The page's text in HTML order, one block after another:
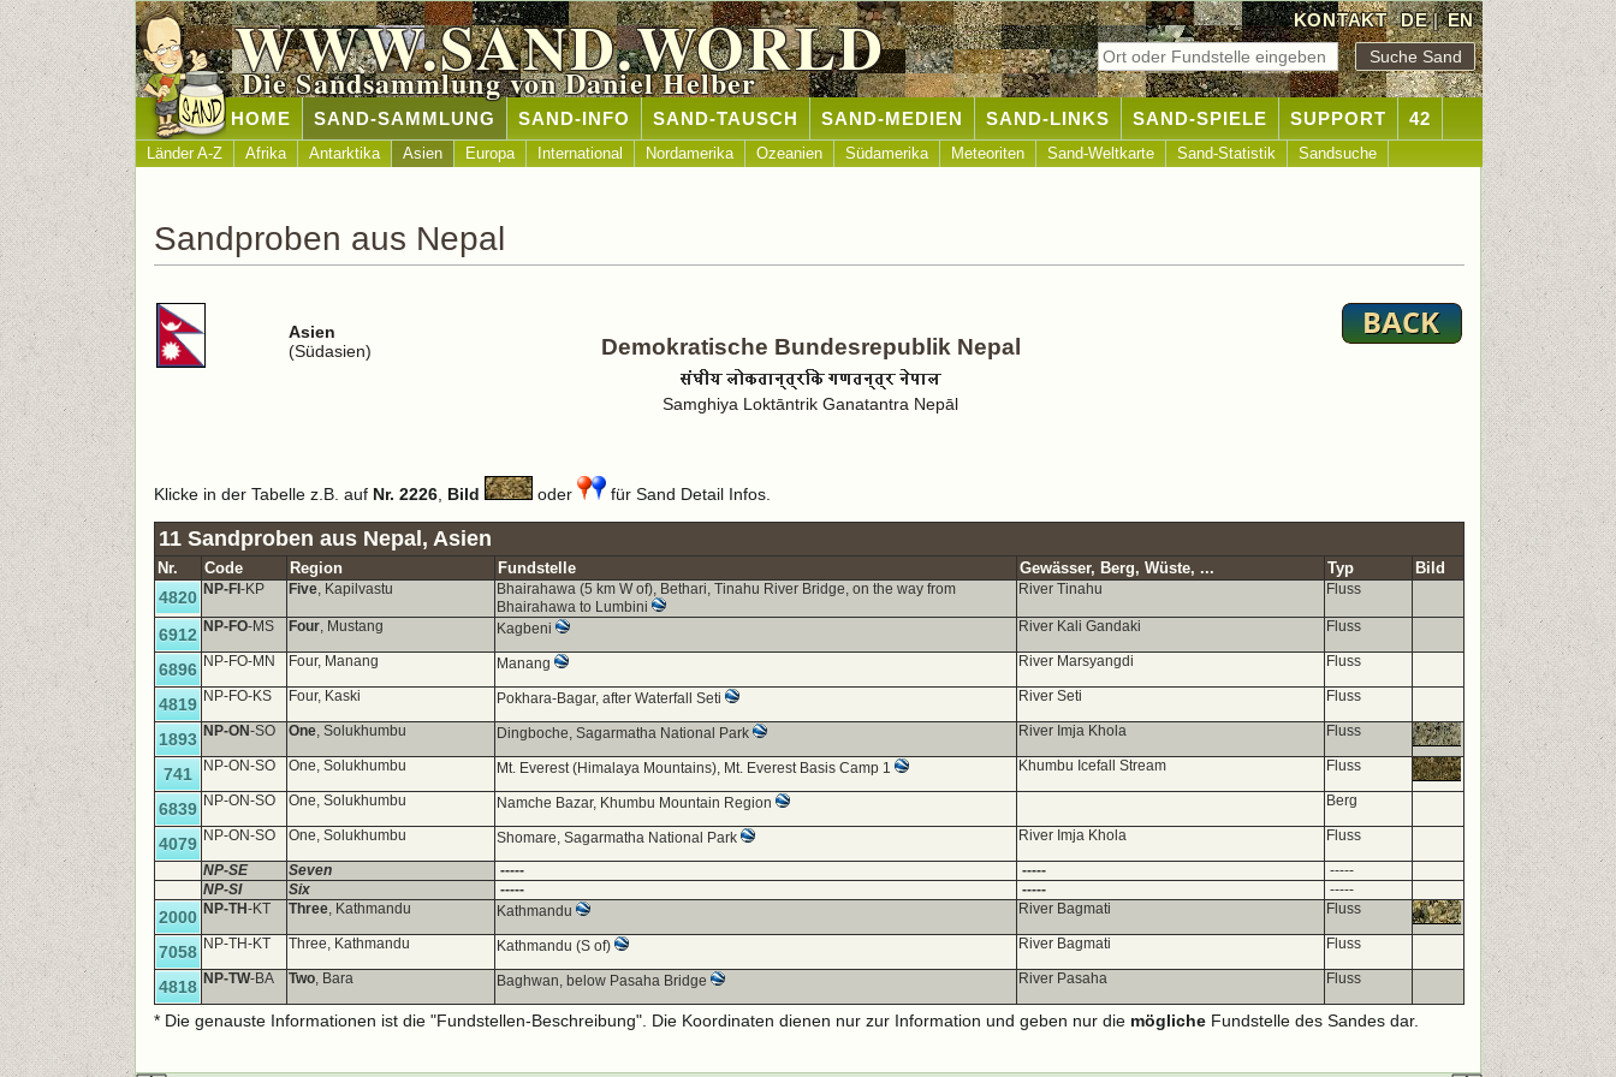
KONTAKT DE|EN
WWW.SAND.WORLD
Die Sandsammlung von Daniel Helber
HOME SAND-SAMMLUNG SAND-INFO SAND-TAUSCH SAND-MEDIEN SAND-LINKS SAND-SPIELE SUPPORT 42
Länder A-Z Afrika Antarktika Asien Europa International Nordamerika Ozeanien Südamerika Meteoriten Sand-Weltkarte Sand-Statistik Sandsuche
Sandproben aus Nepal
Asien
(Südasien)
Demokratische Bundesrepublik Nepal
Samghiya Loktāntrik Ganatantra Nepāl
Klicke in der Tabelle z.B. auf Nr. 2226 Bild oder für Sand Detail Infos.
11 Sandproben aus Nepal, Asien
Nr. Code Region Fundstelle Gewässer, Berg, Wüste, ... Typ Bild
4820 NP-FI -KP Five, Kapilvastu
Bhairahawa (5 km W of), Bethari, Tinahu River Bridge, on the way from
Bhairahawa to Lumbini
River Tinahu Fluss
6912 NP-FO-MS Four, Mustang Kagbeni River Kali Gandaki Fluss
6896 NP-FO-MN Four, Manang Manang River Marsyangdi Fluss
4819 NP-FO-KS Four, Kaski Pokhara-Bagar, after Waterfall Seti River Seti Fluss
1893 NP-ON-SO One, Solukhumbu Dingboche, Sagarmatha National Park River Imja Khola Fluss
741 NP-ON-SO One, Solukhumbu Mt. Everest (Himalaya Mountains), Mt. Everest Basis Camp 1 Khumbu Icefall Stream Fluss
6839 NP-ON-SO One, Solukhumbu Namche Bazar, Khumbu Mountain Region Berg
4079 NP-ON-SO One, Solukhumbu Shomare, Sagarmatha National Park River Imja Khola Fluss
NP-SE Seven ----- -----
-----
NP-SI
Six ----- ----- -----
2000 NP-TH -KT Three, Kathmandu Kathmandu River Bagmati Fluss
7058 NP-TH-KT Three, Kathmandu Kathmandu (S of) River Bagmati Fluss
4818 NP-TW-BA Two, Bara Baghwan, below Pasaha Bridge River Pasaha Fluss
* Die genauste Informationen ist die "Fundstellen-Beschreibung". Die Koordinaten dienen nur zur Information und geben nur die mögliche Fundstelle des Sandes dar.